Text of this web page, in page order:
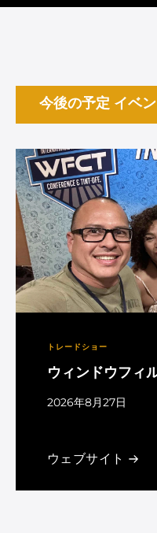
今後の予定 イ
トレードショー
ウィンドウフィ
2026年8月27日
ウェブサイト